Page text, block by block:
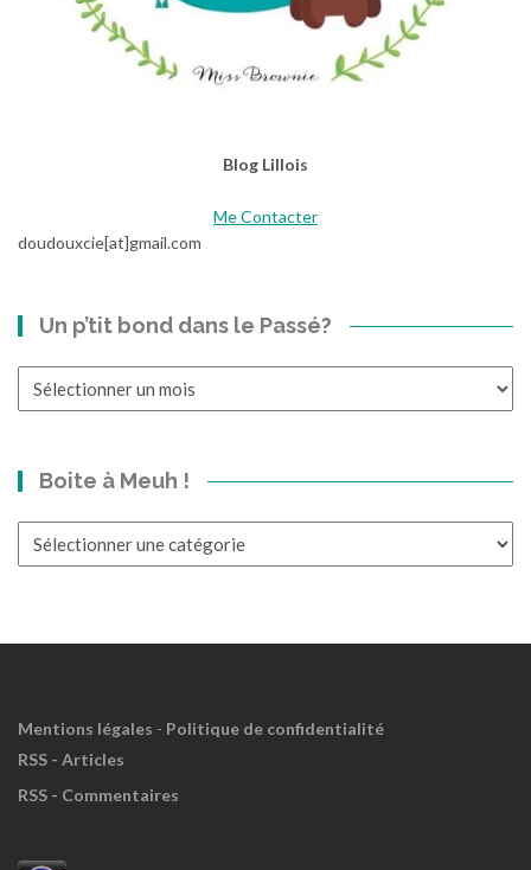
Blog Lillois
Me Contacter
doudouxcie[at]gmail.com
Un p’tit bond dans le Passé?
Boite à Meuh !
Mentions légales - Politique de confidentialité
RSS - Articles
RSS - Commentaires